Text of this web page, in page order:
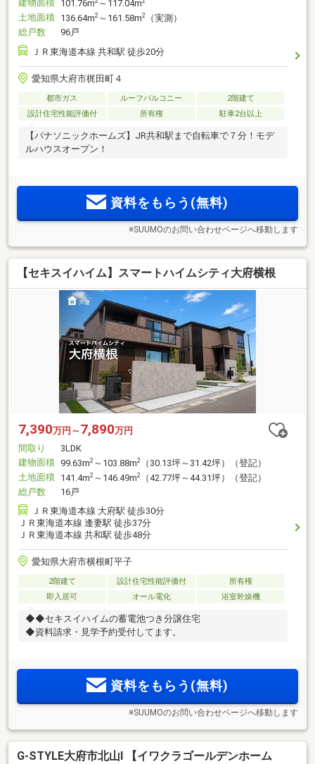
建物面積 101.76m ～117.04m
土地面積 136.64m2 ～161.58m2
（実測）
総戸数
96戸
ＪＲ東海道本線 共和駅 徒歩20分
愛知県大府市梶田町４
都市ガス ルーフバルコニー
2階建て
設計住宅性能評価付
所有権 駐車2台以上
【パナソニックホームズ】JR共和駅まで自転車で７分！モデ
ルハウスオープン！
資料をもらう(無料)
※SUUMOのお問い合わせページへ移動します
【セキスイハイム】スマートハイムシティ大府横根
7,390万円～ 7,890万円
間取り
3LDK
建物面積 99.63m2 ～103.88m2
（30.13坪～31.42坪）（登記）
土地面積 141.4m2 ～146.49m2
（42.77坪～44.31坪）（登記）
総戸数
16戸
ＪＲ東海道本線 大府駅 徒歩30分
ＪＲ東海道本線 逢妻駅 徒歩37分
ＪＲ東海道本線 共和駅 徒歩48分
愛知県大府市横根町平子
2階建て 設計住宅性能評価付
所有権
即入居可
オール電化 浴室乾燥機
◆◆セキスイハイムの蓄電池つき分譲住宅
◆資料請求・見学予約受付してます。
資料をもらう(無料)
※SUUMOのお問い合わせページへ移動します
G-STYLE大府市北山Ⅰ 【イワクラゴールデンホーム